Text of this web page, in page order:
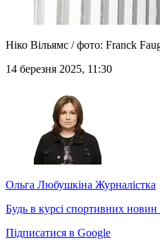
Ніко Вільямс / фото: Franck
14 березня 2025, 11:30
Ольга Любушкіна Журналістка
Будь в курсі спортивних
Підписатися в Google